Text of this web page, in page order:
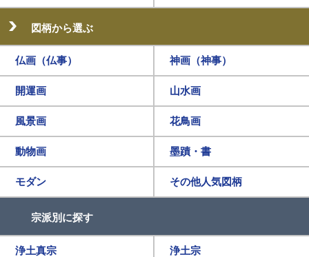
図柄から選ぶ
仏画（仏事） 神画（神事）
開運画 山水画
風景画 花鳥画
動物画 墨蹟・書
モダン その他人気図柄
宗派別に探す
浄土真宗 浄土宗